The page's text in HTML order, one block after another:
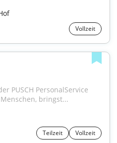
Vollzeit
PUSCH PersonalService
bringst...
Teilzeit Vollzeit